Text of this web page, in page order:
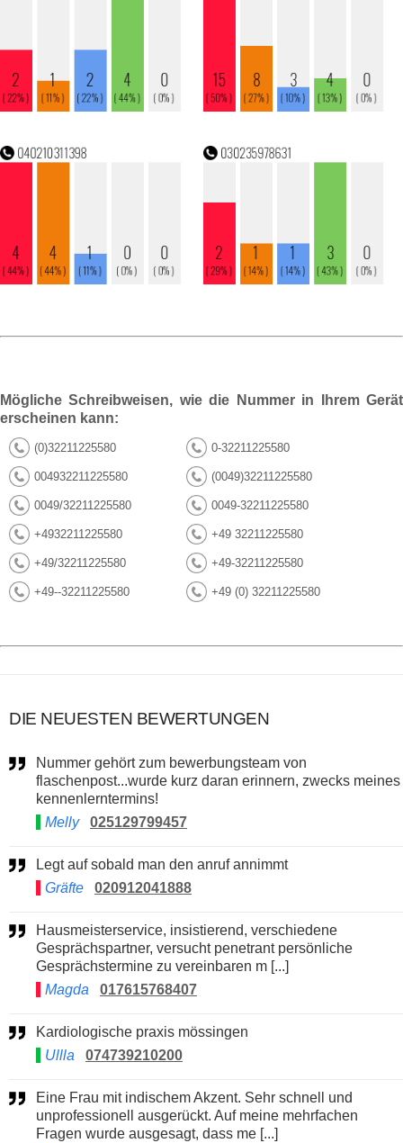
Mögliche Schreibweisen, wie die Nummer in Ihrem Gerät
erscheinen kann:
(0)32211225580 0-32211225580
004932211225580 (0049)32211225580
0049/32211225580 0049-32211225580
+4932211225580 +49 32211225580
+49/32211225580 +49-32211225580
+49--32211225580 +49 (0) 32211225580
DIE NEUESTEN BEWERTUNGEN
Nummer gehört zum bewerbungsteam von
flaschenpost...wurde kurz daran erinnern, zwecks meines
kennenlerntermins!
Melly
025129799457
Legt auf sobald man den anruf annimmt
Gräfte
020912041888
Hausmeisterservice, insistierend, verschiedene
Gesprächspartner, versucht penetrant persönliche
Gesprächstermine zu vereinbaren m [...]
Magda
017615768407
Kardiologische praxis mössingen
Ullla
074739210200
Eine Frau mit indischem Akzent. Sehr schnell und
unprofessionell ausgerückt. Auf meine mehrfachen
Fragen wurde ausgesagt, dass me [...]